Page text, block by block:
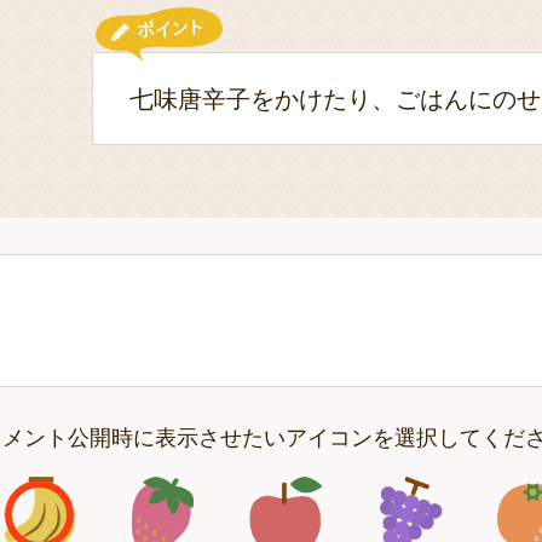
七味唐辛子をかけたり、ごはんにの
ント公開時に表示させたいアイコンを選択してくだ
アイコン1 アイコン2 アイコン3 アイコ